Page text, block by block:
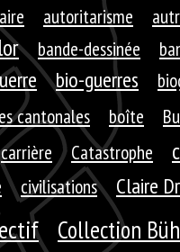
autoritarisme
bande-dessinée
bio-guerres
cantonales boîte
carrière Catastrophe
civilisations Claire
Collection